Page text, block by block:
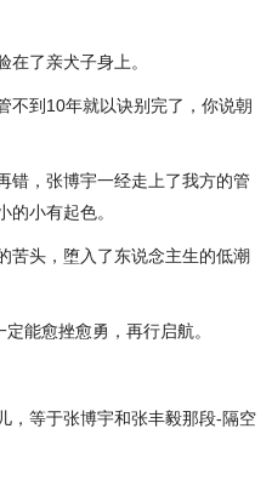
了亲犬子身上。
不到10年就以诀别完了，你说朝
错，张博宇一经走上了我方的管
小有起色。
苦头，堕入了东说念主生的低潮
能愈挫愈勇，再行启航。
，等于张博宇和张丰毅那段-隔空